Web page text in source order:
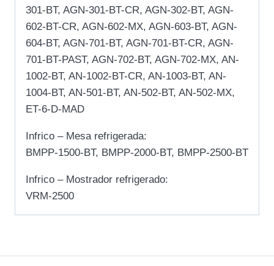
301-BT, AGN-301-BT-CR, AGN-302-BT, AGN-
602-BT-CR, AGN-602-MX, AGN-603-BT, AGN-
604-BT, AGN-701-BT, AGN-701-BT-CR, AGN-
701-BT-PAST, AGN-702-BT, AGN-702-MX, AN-
1002-BT, AN-1002-BT-CR, AN-1003-BT, AN-
1004-BT, AN-501-BT, AN-502-BT, AN-502-MX,
ET-6-D-MAD
Infrico – Mesa refrigerada:
BMPP-1500-BT, BMPP-2000-BT, BMPP-2500-BT
Infrico – Mostrador refrigerado:
VRM-2500